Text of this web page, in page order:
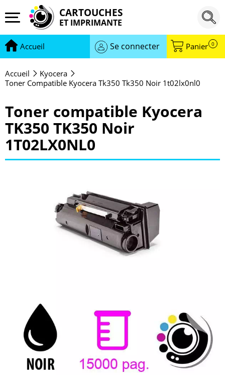
CARTOUCHES
ET IMPRIMANTE
Accueil Se connecter Panier 0
Accueil
Kyocera
Toner Compatible Kyocera Tk350 Tk350 Noir 1t02lx0nl0
Toner compatible Kyocera
TK350 TK350 Noir
1T02LX0NL0